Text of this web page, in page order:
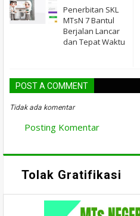
Penerbitan SKL
MTsN 7 Bantul
Berjalan Lancar
dan Tepat Waktu
POST A COMMENT
Tidak ada komentar
Posting Komentar
Tolak Gratifikasi